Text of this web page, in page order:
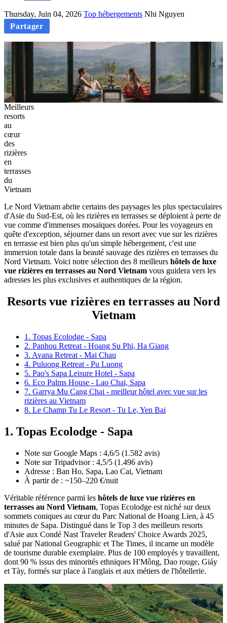
Thursday, Juin 04, 2026 Top hébergements Nhi Nguyen
Partager
Meilleurs
resorts
au
cœur
des
rizières
en
terrasses
du
Vietnam
Le Nord Vietnam abrite certains des paysages les plus spectaculaires
d'Asie du Sud-Est, où les rizières en terrasses se déploient à perte de
vue comme d'immenses mosaïques dorées. Pour les voyageurs en
quête d'exception, séjourner dans un resort avec vue sur les rizières
en terrasse est bien plus qu'un simple hébergement, c'est une
immersion totale dans la beauté sauvage des rizières en terrasses du
Nord Vietnam. Voici notre sélection des 8 meilleurs hôtels de luxe
vue rizières en terrasses au Nord Vietnam vous guidera vers les
adresses les plus exclusives et authentiques de la région.
Resorts vue rizières en terrasses au Nord
Vietnam
1. Topas Ecolodge - Sapa
2. Panhou Retreat - Hoang Su Phi, Ha Giang
3. Avana Retreat - Mai Chau
4. Puluong Retreat - Pu Luong
5. Pao's Sapa Leisure Hotel - Sapa
6. Eco Palms House - Lao Chai, Sapa
7. Garrya Mu Cang Chai - meilleur hôtel avec vue sur les
rizières au Vietnam
8. Le Champ Tu Le Resort - Tu Le, Yen Bai
1. Topas Ecolodge - Sapa
Note sur Google Maps : 4,6/5 (1.582 avis)
Note sur Tripadvisor : 4,5/5 (1.496 avis)
Adresse : Ban Ho, Sapa, Lao Cai, Vietnam
À partir de : ~150–220 €/nuit
Véritable référence parmi les hôtels de luxe vue rizières en
terrasses au Nord Vietnam, Topas Ecolodge est niché sur deux
sommets coniques au cœur du Parc National de Hoang Lien, à 45
minutes de Sapa. Distingué dans le Top 3 des meilleurs resorts
d'Asie aux Condé Nast Traveler Readers' Choice Awards 2025,
salué par National Geographic et The Times, il incarne un modèle
de tourisme durable exemplaire. Plus de 100 employés y travaillent,
dont 90 % issus des minorités ethniques H'Mông, Dao rouge, Giáy
et Tày, formés sur place à l'anglais et aux métiers de l'hôtellerie.